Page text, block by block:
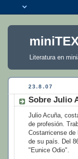
Literatura en
23.8.07
Sobre Julio
Julio Acuña,
de profesión.
Costarricense de
de su país. Del
"Eunice Odio".